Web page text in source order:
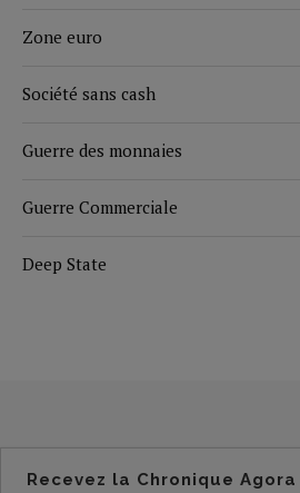
Zone euro
Société sans cash
Guerre des monnaies
Guerre Commerciale
Deep State
Recevez la Chronique